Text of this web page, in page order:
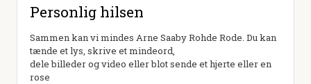
Personlig hilsen
Sammen kan vi mindes Arne Saaby Rohde Rode. Du kan
tænde et lys, skrive et mindeord,
dele billeder og video eller blot sende et hjerte eller en
rose